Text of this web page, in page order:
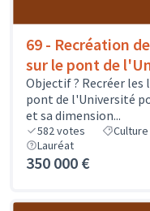
69 - Recréation
sur le pont de
Objectif ? Recréer les
pont de l'Université
et sa dimension...
582votes
Lauréat
350 000 €